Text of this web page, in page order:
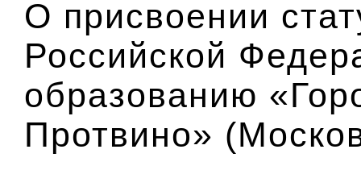
О присвоении
Российской
образованию
Протвино»